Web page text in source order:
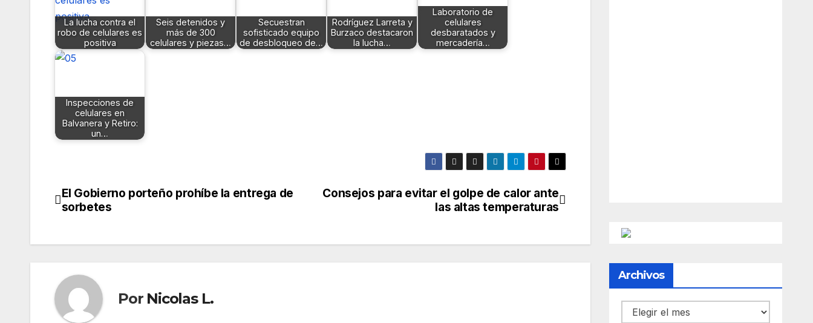
La lucha contra el
robo de celulares es
positiva
Seis detenidos y
más de 300
celulares y piezas…
Secuestran
sofisticado equipo
de desbloqueo de…
Rodríguez Larreta y
Burzaco destacaron
la lucha…
Laboratorio de
celulares
desbaratados y
mercadería…
Inspecciones de
celulares en
Balvanera y Retiro:
un…
Navegación
entradas
Consejos para evitar el golpe de calor ante
las altas temperaturas
El Gobierno porteño prohíbe la entrega de
sorbetes
Por Nicolas L.
Archivos
Archivos